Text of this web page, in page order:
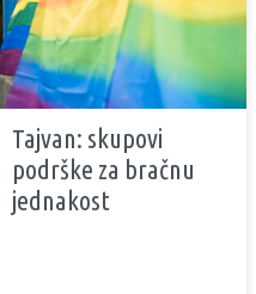
Tajvan: skupovi
podrške za bračnu
jednakost